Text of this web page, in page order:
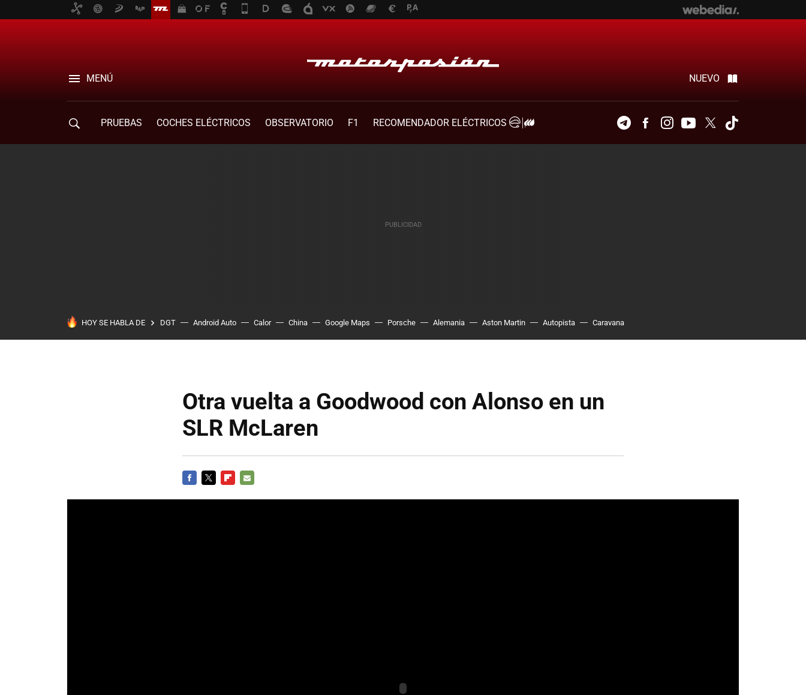
MENÚ NUEVO
PRUEBAS COCHES ELÉCTRICOS OBSERVATORIO F1
RECOMENDADOR ELÉCTRICOS
TelegramFacebookInstagramYoutubeTwitter
HOY SE HABLA DE DGT Android Auto Calor China Google Maps Porsche Alemania Aston Martin Autopista Caravana
Otra vuelta a Goodwood con Alonso en un
SLR McLaren